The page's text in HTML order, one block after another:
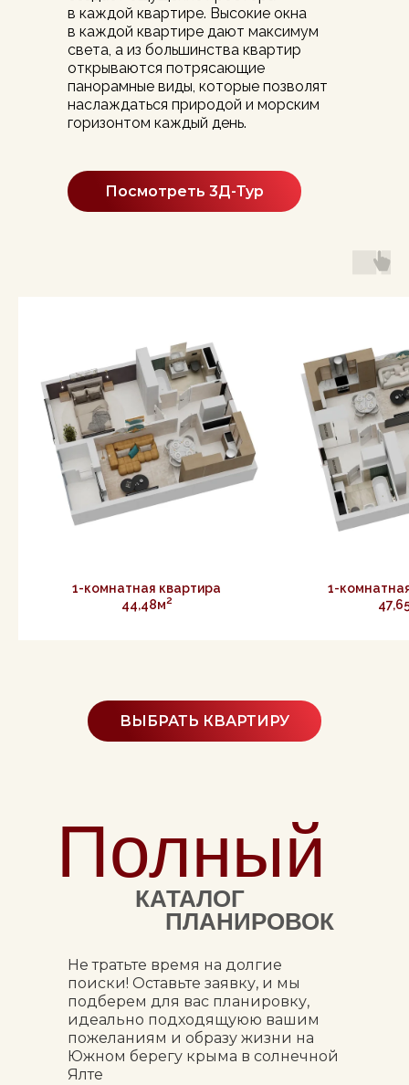
в каждой квартире. Высокие окна
в каждой квартире дают максимум
света, а из большинства квартир
открываются потрясающие
панорамные виды, которые позволят
наслаждаться природой и морским
горизонтом каждый день.
Посмотреть 3Д-Тур
1-комнатная квартира
44,48м2
1-
ВЫБРАТЬ КВАРТИРУ
КАТАЛОГ
ПЛАНИРОВОК
Полный
Не тратьте время на долгие
поиски! Оставьте заявку, и мы
подберем для вас планировку,
идеально подходящуюю вашим
пожеланиям и образу жизни на
Южном берегу крыма в солнечной
Ялте